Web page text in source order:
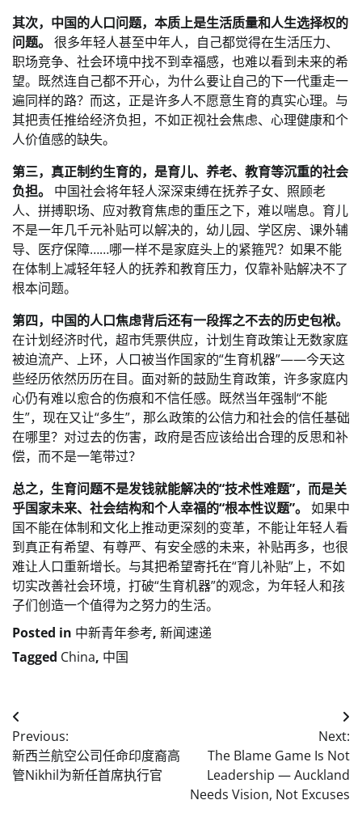
其次，中国的人口问题，本质上是生活质量和人生选择权的
问题。 很多年轻人甚至中年人，自己都觉得在生活压力、
职场竞争、社会环境中找不到幸福感，也难以看到未来的希
望。既然连自己都不开心，为什么要让自己的下一代重走一
遍同样的路？而这，正是许多人不愿意生育的真实心理。与
其把责任推给经济负担，不如正视社会焦虑、心理健康和个
人价值感的缺失。
第三，真正制约生育的，是育儿、养老、教育等沉重的社会
负担。
中国社会将年轻人深深束缚在抚养子女、照顾老
人、拼搏职场、应对教育焦虑的重压之下，难以喘息。育儿
不是一年几千元补贴可以解决的，幼儿园、学区房、课外辅
导、医疗保障……哪一样不是家庭头上的紧箍咒？如果不能
在体制上减轻年轻人的抚养和教育压力，仅靠补贴解决不了
根本问题。
第四，中国的人口焦虑背后还有一段挥之不去的历史包袱。
在计划经济时代，超市凭票供应，计划生育政策让无数家庭
被迫流产、上环，人口被当作国家的“生育机器”——今天这
些经历依然历历在目。面对新的鼓励生育政策，许多家庭内
心仍有难以愈合的伤痕和不信任感。既然当年强制“不能
生”，现在又让“多生”，那么政策的公信力和社会的信任基础
在哪里？对过去的伤害，政府是否应该给出合理的反思和补
偿，而不是一笔带过？
总之，生育问题不是发钱就能解决的“技术性难题”，而是关
乎国家未来、社会结构和个人幸福的“根本性议题”。 如果中
国不能在体制和文化上推动更深刻的变革，不能让年轻人看
到真正有希望、有尊严、有安全感的未来，补贴再多，也很
难让人口重新增长。与其把希望寄托在“育儿补贴”上，不如
切实改善社会环境，打破“生育机器”的观念，为年轻人和孩
子们创造一个值得为之努力的生活。
Posted in 中新青年参考, 新闻速递
Tagged China, 中国
Post
navigation
Previous:
新西兰航空公司任命印度裔高
管Nikhil为新任首席执行官
Next:
The Blame Game Is Not
Leadership — Auckland
Needs Vision, Not Excuses